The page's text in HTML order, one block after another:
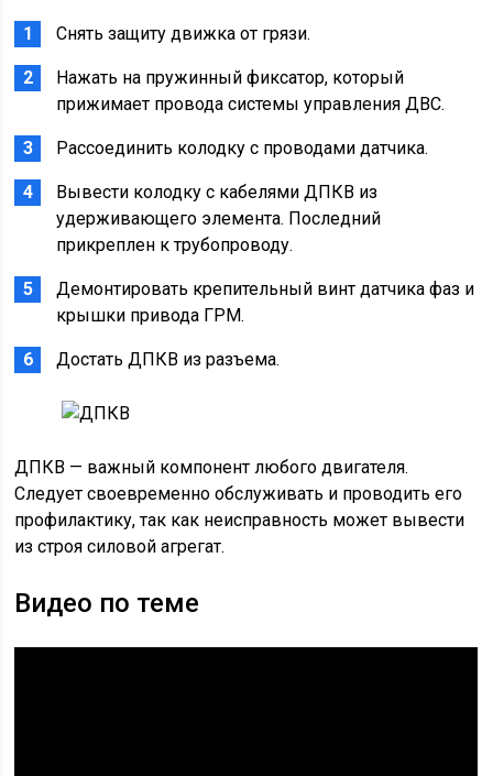
Снять защиту движка от грязи.
Нажать на пружинный фиксатор, который
прижимает провода системы управления ДВС.
Рассоединить колодку с проводами датчика.
Вывести колодку с кабелями ДПКВ из
удерживающего элемента. Последний
прикреплен к трубопроводу.
Демонтировать крепительный винт датчика фаз и
крышки привода ГРМ.
Достать ДПКВ из разъема.
ДПКВ — важный компонент любого двигателя.
Следует своевременно обслуживать и проводить его
профилактику, так как неисправность может вывести
из строя силовой агрегат.
Видео по теме